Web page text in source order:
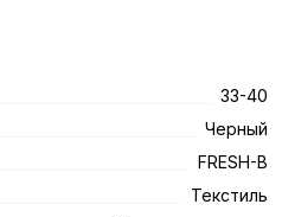
33-40
Черный
FRESH-B
Текстиль